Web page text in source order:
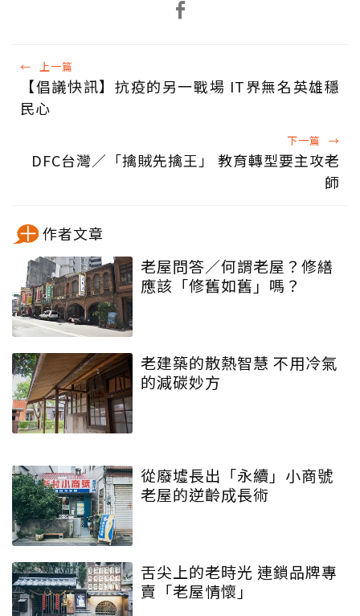
← 上一篇
【倡議快訊】抗疫的另一戰場 IT界無名英雄穩
民心
下一篇 →
DFC台灣／「擒賊先擒王」 教育轉型要主攻老
師
作者文章
老屋問答／何謂老屋？修繕
應該「修舊如舊」嗎？
老建築的散熱智慧 不用冷氣
的減碳妙方
從廢墟長出「永續」小商號
老屋的逆齡成長術
舌尖上的老時光 連鎖品牌專
賣「老屋情懷」